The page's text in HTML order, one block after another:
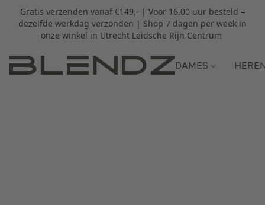
Gratis verzenden vanaf €149,- | Voor 16.00 uur besteld =
dezelfde werkdag verzonden | Shop 7 dagen per week in
onze winkel in Utrecht Leidsche Rijn Centrum
DAMES